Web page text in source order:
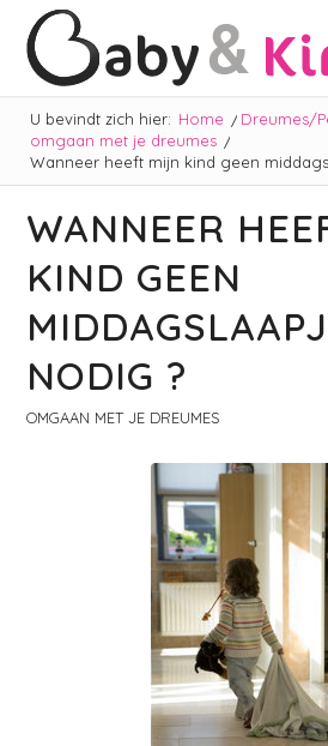
U bevindt zich hier: Home / Dreumes/
omgaan met je dreumes /
Wanneer heeft mijn kind geen
WANNEER
KIND GEEN
NODIG ?
OMGAAN MET JE DREUMES